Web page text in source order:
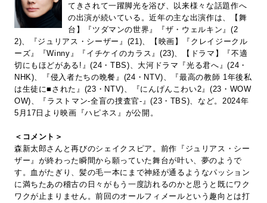
てきされて一躍脚光を浴び、以来様々な話題作へ
の出演が続いている。近年の主な出演作は、【舞
台】『ツダマンの世界』『ザ・ウェルキン』(2
2)、『ジュリアス・シーザー』(21)、【映画】『クレイジークル
ーズ』『Winny』『イチケイのカラス』(23)、【ドラマ】『不適
切にもほどがある!』(24・TBS)、大河ドラマ『光る君へ』(24・
NHK)、『侵入者たちの晩餐』(24・NTV)、『最高の教師 1年後私
は生徒に■された』(23・NTV)、『にんげんこわい2』(23・WOW
OW)、『ラストマン-全盲の捜査官-』(23・TBS)、など。2024年
5月17日より映画『ハピネス』が公開。
＜コメント＞
森新太郎さんと再びのシェイクスピア。前作『ジュリアス・シー
ザー』が終わった瞬間から願っていた舞台が叶い、夢のようで
す。血がたぎり、髪の毛一本にまで神経が通るようなパッション
に満ちたあの稽古の日々がもう一度訪れるのかと思うと既にワク
ワクが止まりません。前回のオールフィメールという趣向とは打